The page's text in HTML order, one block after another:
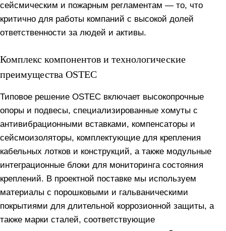
сейсмическим и пожарным регламентам — то, что
критично для работы компаний с высокой долей
ответственности за людей и активы.
Комплекс компонентов и технологические
преимущества OSTEC
Типовое решение OSTEC включает высокопрочные
опоры и подвесы, специализированные хомуты с
антивибрационными вставками, компенсаторы и
сейсмоизоляторы, комплектующие для крепления
кабельных лотков и конструкций, а также модульные
интеграционные блоки для мониторинга состояния
креплений. В проектной поставке мы используем
материалы с порошковыми и гальваническими
покрытиями для длительной коррозионной защиты, а
также марки сталей, соответствующие